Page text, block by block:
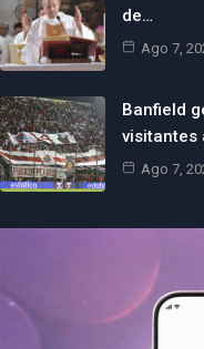
de…
Ago 7,
Banfield
visitantes
Ago 7,